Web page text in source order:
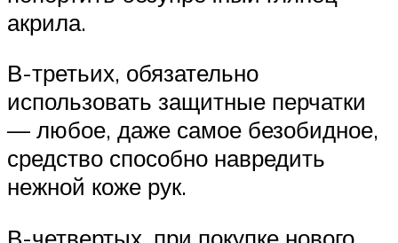
акрила.
В-третьих, обязательно
использовать защитные перчатки
— любое, даже самое безобидное,
средство способно навредить
нежной коже рук.